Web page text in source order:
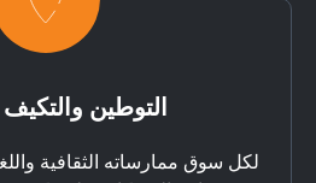
التوطين والتكيف
لكل سوق ممارساته الثقافية